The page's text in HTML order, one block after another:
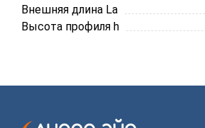
Внешняя длина La
Высота профиля h